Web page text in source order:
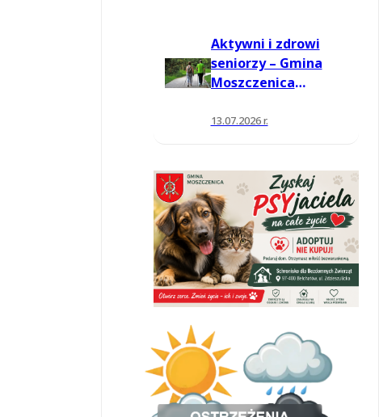
Aktywni i zdrowi
seniorzy – Gmina
Moszczenica
na nowe zajęcia
13.07.2026 r.